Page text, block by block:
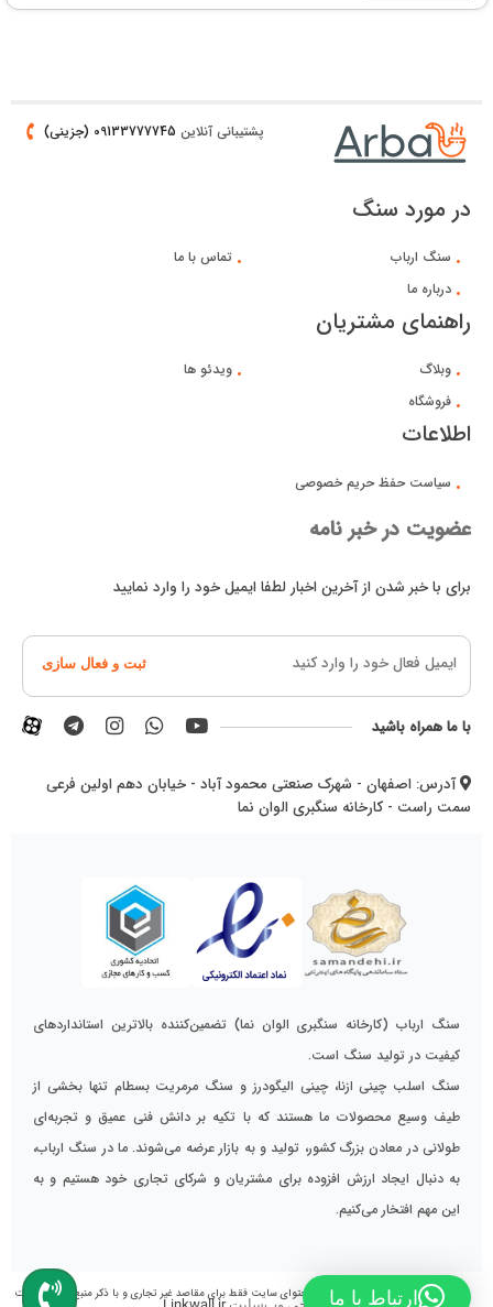
پشتیبانی آنلاین 09133777745 (جزینی)
در مورد سنگ
سنگ ارباب
تماس با ما
درباره ما
راهنمای مشتریان
وبلاگ
ویدئو ها
فروشگاه
اطلاعات
سیاست حفظ حریم خصوصی
عضویت در خبر نامه
برای با خبر شدن از آخرین اخبار لطفا ایمیل خود را وارد نمایید
ثبت و فعال سازی
با ما همراه باشید
آدرس: اصفهان - شهرک صنعتی محمود آباد - خیابان دهم اولین فرعی
سمت راست - کارخانه سنگبری الوان نما
سنگ ارباب (کارخانه سنگبری الوان نما) تضمین‌کننده بالاترین استانداردهای
کیفیت در تولید سنگ است.
سنگ اسلب چینی ازنا، چینی الیگودرز و سنگ مرمریت بسطام تنها بخشی از
طیف وسیع محصولات ما هستند که با تکیه بر دانش فنی عمیق و تجربه‌ای
طولانی در معادن بزرگ کشور، تولید و به بازار عرضه می‌شوند. ما در سنگ ارباب،
به دنبال ایجاد ارزش افزوده برای مشتریان و شرکای تجاری خود هستیم و به
این مهم افتخار می‌کنیم.
استفاده از تمامی مطالب, تصاویر و محتوای سایت فقط برای مقاصد غیر تجاری و با ذکر منبع بلامانع است
ارتباط با ما